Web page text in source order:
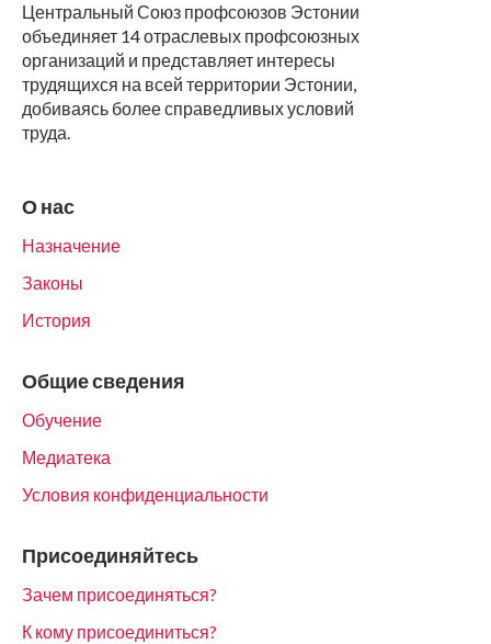
Центральный Союз профсоюзов Эстонии
объединяет 14 отраслевых профсоюзных
организаций и представляет интересы
трудящихся на всей территории Эстонии,
добиваясь более справедливых условий
труда.
О нас
Назначение
Законы
История
Общие сведения
Обучение
Медиатека
Условия конфиденциальности
Присоединяйтесь
Зачем присоединяться?
К кому присоединиться?